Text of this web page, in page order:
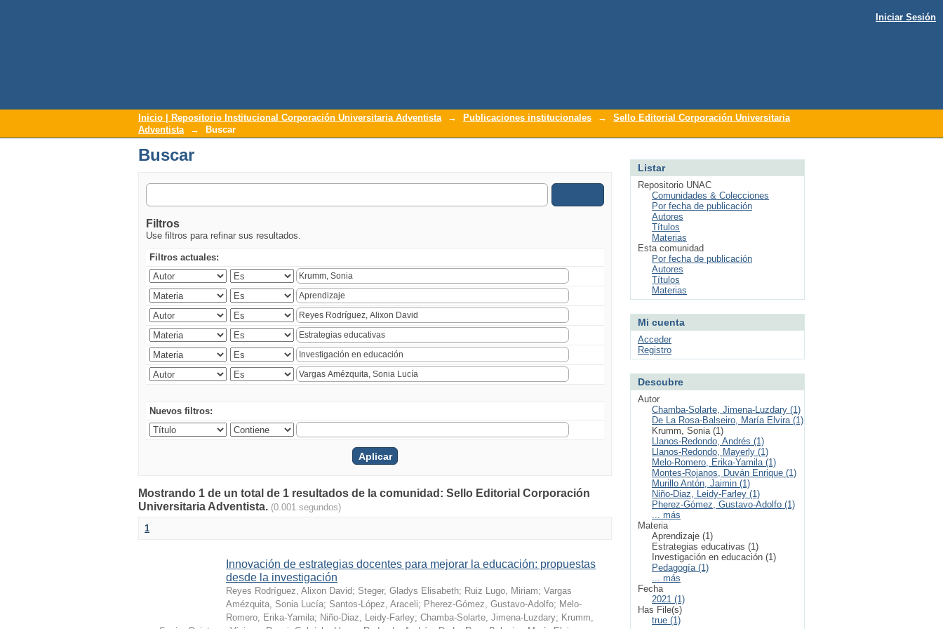
Buscar
Iniciar Sesión
Inicio | Repositorio Institucional Corporación Universitaria Adventista → Publicaciones institucionales →
Sello Editorial Corporación Universitaria
Adventista
→ Buscar
Buscar
Filtros
Use filtros para refinar sus resultados.
Filtros actuales:
Nuevos filtros:
Mostrando 1 de un total de 1 resultados de la comunidad: Sello Editorial Corporación
Universitaria Adventista. (0.001 segundos)
1
Innovación de estrategias docentes para mejorar la educación: propuestas
desde la investigación
Reyes Rodríguez, Alixon David; Steger, Gladys Elisabeth; Ruiz Lugo, Miriam; Vargas
Amézquita, Sonia Lucía; Santos-López, Araceli; Pherez-Gómez, Gustavo-Adolfo; Melo-
Romero, Erika-Yamila; Niño-Diaz, Leidy-Farley; Chamba-Solarte, Jimena-Luzdary; Krumm,
Listar
Repositorio UNAC
Comunidades & Colecciones
Por fecha de publicación
Autores
Títulos
Materias
Esta comunidad
Por fecha de publicación
Autores
Títulos
Materias
Mi cuenta
Acceder
Registro
Descubre
Autor
Chamba-Solarte, Jimena-Luzdary (1)
De La Rosa-Balseiro, María Elvira (1)
Krumm, Sonia (1)
Llanos-Redondo, Andrés (1)
Llanos-Redondo, Mayerly (1)
Melo-Romero, Erika-Yamila (1)
Montes-Rojanos, Duván Enrique (1)
Murillo Antón, Jaimin (1)
Niño-Diaz, Leidy-Farley (1)
Pherez-Gómez, Gustavo-Adolfo (1)
... más
Materia
Aprendizaje (1)
Estrategias educativas (1)
Investigación en educación (1)
Pedagogía (1)
... más
Fecha
2021 (1)
Has File(s)
true (1)